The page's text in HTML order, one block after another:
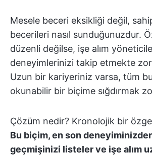
Mesele beceri eksikliği değil,
becerileri nasıl sunduğunuzdur.
düzenli değilse, işe alım
deneyimlerinizi takip etmekte
Uzun bir kariyeriniz varsa, tüm
okunabilir bir biçime sığdırmak
Çözüm nedir? Kronolojik bir
Bu biçim, en son
geçmişinizi listeler ve işe alım